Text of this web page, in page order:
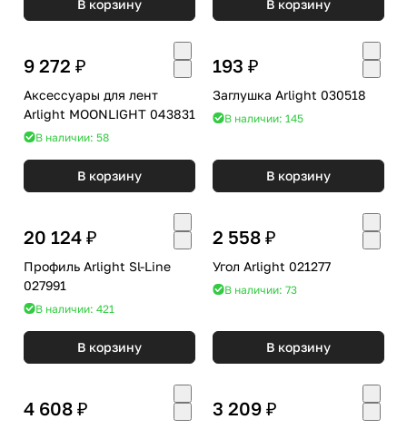
В корзину В корзину
9 272 ₽
Аксессуары для лент
Arlight MOONLIGHT 043831
В наличии: 58
В корзину
193 ₽
Заглушка Arlight 030518
В наличии: 145
В корзину
20 124 ₽
Профиль Arlight Sl-Line
027991
В наличии: 421
В корзину
2 558 ₽
Угол Arlight 021277
В наличии: 73
В корзину
4 608 ₽ 3 209 ₽